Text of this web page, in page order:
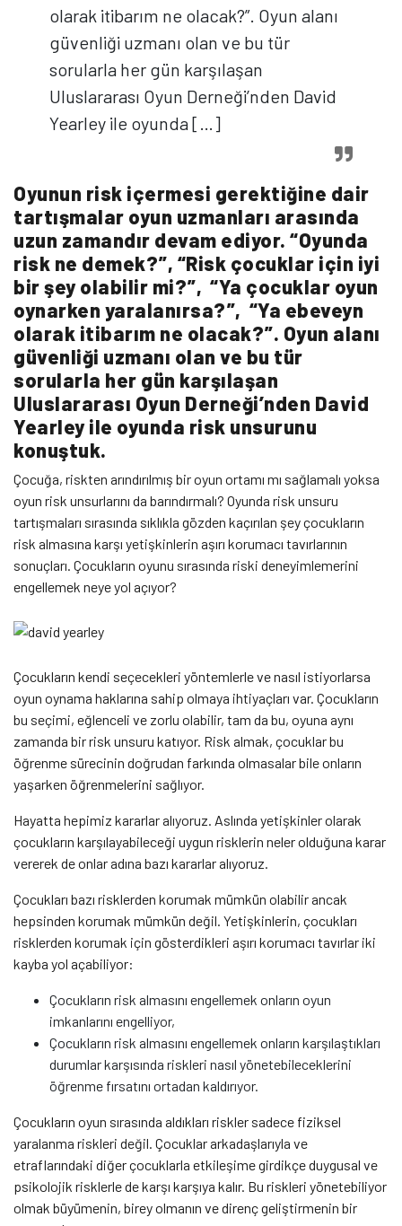
olarak itibarım ne olacak?”. Oyun alanı
güvenliği uzmanı olan ve bu tür
sorularla her gün karşılaşan
Uluslararası Oyun Derneği’nden David
Yearley ile oyunda […]
Oyunun risk içermesi gerektiğine dair
tartışmalar oyun uzmanları arasında
uzun zamandır devam ediyor. “Oyunda
risk ne demek?”, “Risk çocuklar için iyi
bir şey olabilir mi?”, “Ya çocuklar oyun
oynarken yaralanırsa?”, “Ya ebeveyn
olarak itibarım ne olacak?”. Oyun alanı
güvenliği uzmanı olan ve bu tür
sorularla her gün karşılaşan
Uluslararası Oyun Derneği’nden David
Yearley ile oyunda risk unsurunu
konuştuk.
Çocuğa, riskten arındırılmış bir oyun ortamı mı sağlamalı yoksa
oyun risk unsurlarını da barındırmalı? Oyunda risk unsuru
tartışmaları sırasında sıklıkla gözden kaçırılan şey çocukların
risk almasına karşı yetişkinlerin aşırı korumacı tavırlarının
sonuçları. Çocukların oyunu sırasında riski deneyimlemerini
engellemek neye yol açıyor?
Çocukların kendi seçecekleri yöntemlerle ve nasıl istiyorlarsa
oyun oynama haklarına sahip olmaya ihtiyaçları var. Çocukların
bu seçimi, eğlenceli ve zorlu olabilir, tam da bu, oyuna aynı
zamanda bir risk unsuru katıyor. Risk almak, çocuklar bu
öğrenme sürecinin doğrudan farkında olmasalar bile onların
yaşarken öğrenmelerini sağlıyor.
Hayatta hepimiz kararlar alıyoruz. Aslında yetişkinler olarak
çocukların karşılayabileceği uygun risklerin neler olduğuna karar
vererek de onlar adına bazı kararlar alıyoruz.
Çocukları bazı risklerden korumak mümkün olabilir ancak
hepsinden korumak mümkün değil. Yetişkinlerin, çocukları
risklerden korumak için gösterdikleri aşırı korumacı tavırlar iki
kayba yol açabiliyor:
Çocukların risk almasını engellemek onların oyun
imkanlarını engelliyor,
Çocukların risk almasını engellemek onların karşılaştıkları
durumlar karşısında riskleri nasıl yönetebileceklerini
öğrenme fırsatını ortadan kaldırıyor.
Çocukların oyun sırasında aldıkları riskler sadece fiziksel
yaralanma riskleri değil. Çocuklar arkadaşlarıyla ve
etraflarındaki diğer çocuklarla etkileşime girdikçe duygusal ve
psikolojik risklerle de karşı karşıya kalır. Bu riskleri yönetebiliyor
olmak büyümenin, birey olmanın ve direnç geliştirmenin bir